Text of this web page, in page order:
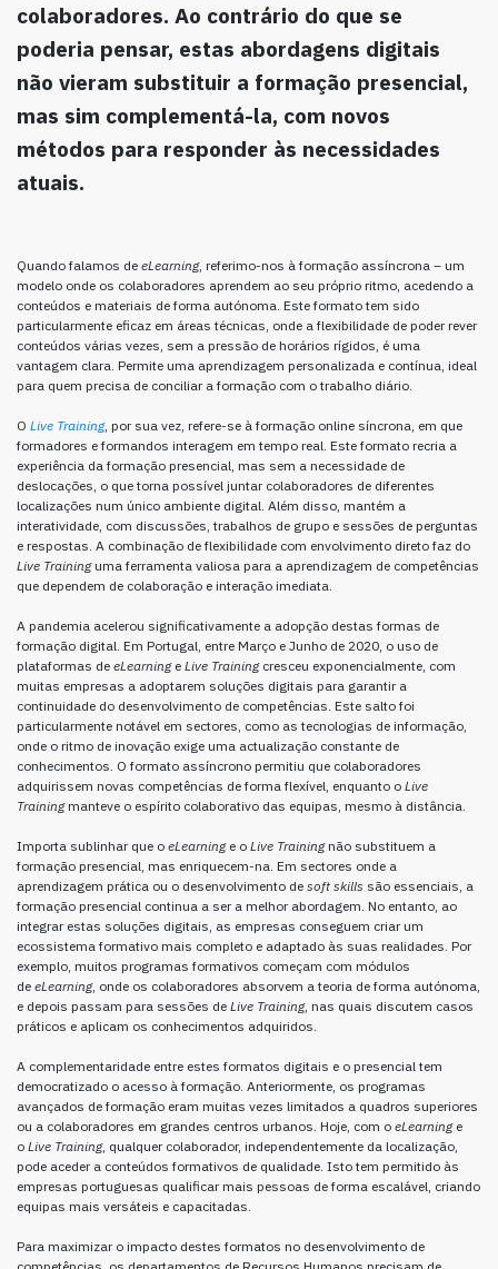
colaboradores. Ao contrário do que se
poderia pensar, estas abordagens digitais
não vieram substituir a formação presencial,
mas sim complementá-la, com novos
métodos para responder às necessidades
atuais.
Quando falamos de eLearning, referimo-nos à formação assíncrona – um
modelo onde os colaboradores aprendem ao seu próprio ritmo, acedendo a
conteúdos e materiais de forma autónoma. Este formato tem sido
particularmente eficaz em áreas técnicas, onde a flexibilidade de poder rever
conteúdos várias vezes, sem a pressão de horários rígidos, é uma
vantagem clara. Permite uma aprendizagem personalizada e contínua, ideal
para quem precisa de conciliar a formação com o trabalho diário.
O Live Training, por sua vez, refere-se à formação online síncrona, em que
formadores e formandos interagem em tempo real. Este formato recria a
experiência da formação presencial, mas sem a necessidade de
deslocações, o que torna possível juntar colaboradores de diferentes
localizações num único ambiente digital. Além disso, mantém a
interatividade, com discussões, trabalhos de grupo e sessões de perguntas
e respostas. A combinação de flexibilidade com envolvimento direto faz do
Live Traininguma ferramenta valiosa para a aprendizagem de competências
que dependem de colaboração e interação imediata.
A pandemia acelerou significativamente a adopção destas formas de
formação digital. Em Portugal, entre Março e Junho de 2020, o uso de
plataformas de eLearninge Live Trainingcresceu exponencialmente, com
muitas empresas a adoptarem soluções digitais para garantir a
continuidade do desenvolvimento de competências. Este salto foi
particularmente notável em sectores, como as tecnologias de informação,
onde o ritmo de inovação exige uma actualização constante de
conhecimentos. O formato assíncrono permitiu que colaboradores
adquirissem novas competências de forma flexível, enquanto o Live
Trainingmanteve o espírito colaborativo das equipas, mesmo à distância.
Importa sublinhar que o eLearninge o Live Trainingnão substituem a
formação presencial, mas enriquecem-na. Em sectores onde a
aprendizagem prática ou o desenvolvimento de soft skills são essenciais, a
formação presencial continua a ser a melhor abordagem. No entanto, ao
integrar estas soluções digitais, as empresas conseguem criar um
ecossistema formativo mais completo e adaptado às suas realidades. Por
exemplo, muitos programas formativos começam com módulos
de eLearning, onde os colaboradores absorvem a teoria de forma autónoma,
e depois passam para sessões de Live Training, nas quais discutem casos
práticos e aplicam os conhecimentos adquiridos.
A complementaridade entre estes formatos digitais e o presencial tem
democratizado o acesso à formação. Anteriormente, os programas
avançados de formação eram muitas vezes limitados a quadros superiores
ou a colaboradores em grandes centros urbanos. Hoje, com o eLearninge
o Live Training, qualquer colaborador, independentemente da localização,
pode aceder a conteúdos formativos de qualidade. Isto tem permitido às
empresas portuguesas qualificar mais pessoas de forma escalável, criando
equipas mais versáteis e capacitadas.
Para maximizar o impacto destes formatos no desenvolvimento de